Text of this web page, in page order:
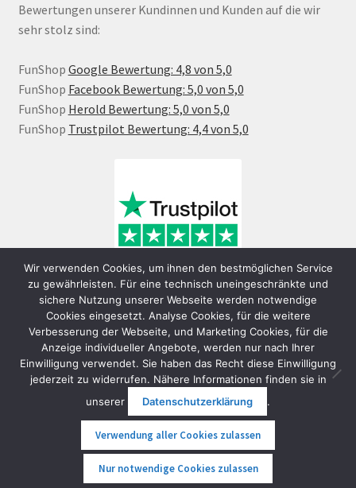
Bewertungen unserer Kundinnen und Kunden auf die wir
sehr stolz sind:
FunShop Google Bewertung: 4,8 von 5,0
FunShop Facebook Bewertung: 5,0 von 5,0
FunShop Herold Bewertung: 5,0 von 5,0
FunShop Trustpilot Bewertung: 4,4 von 5,0
© FunShop Wien - Hochqualitative Elektromobilität 2026
Datenschutzerklärung
Erstellt mit WooCommerce
Wir verwenden Cookies, um ihnen den bestmöglichen Service
zu gewährleisten. Für eine technisch uneingeschränkte und
sichere Nutzung unserer Webseite werden notwendige
Cookies eingesetzt. Analyse Cookies, für die weitere
Verbesserung der Webseite, und Marketing Cookies, für die
Anzeige individueller Angebote, werden nur nach Ihrer
Einwilligung verwendet. Sie haben das Recht diese Einwilligung
jederzeit zu widerrufen. Nähere Informationen finden sie in
unserer
Datenschutzerklärung .
Verwendung aller Cookies zulassen
Nur notwendige Cookies zulassen